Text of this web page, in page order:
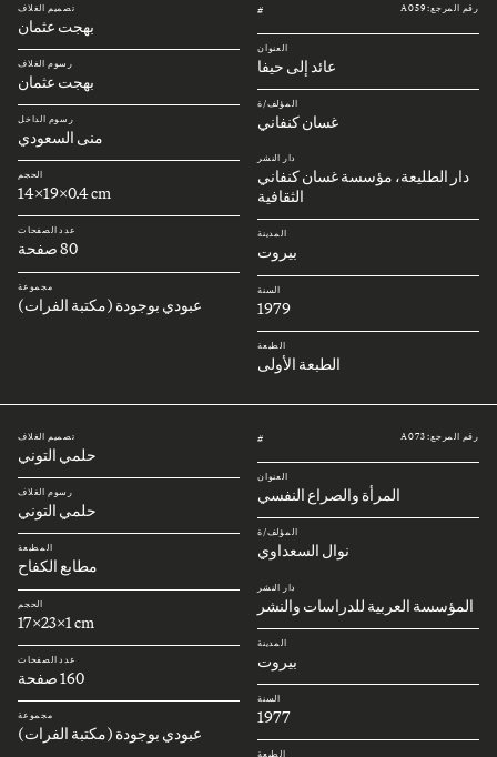
رقم المرجع: A059 #
العنوان
عائد إلى حيفا
المؤلف/ة
غسان كنفاني
دار النشر
دار الطليعة، مؤسسة غسان كنفاني
الثقافية
المدينة
بيروت
السنة
1979
الطبعة
الطبعة الأولى
تصميم الغلاف
بهجت عثمان
رسوم الغلاف
بهجت عثمان
رسوم الداخل
منى السعودي
الحجم
14x19x0.4 cm
عدد الصفحات
80 صفحة
مجموعة
عبودي بوجودة (مكتبة الفرات)
رقم المرجع: A073 #
العنوان
المرأة والصراع النفسي
المؤلف/ة
نوال السعداوي
دار النشر
المؤسسة العربية للدراسات والنشر
المدينة
بيروت
السنة
1977
الطبعة
تصميم الغلاف
حلمي التوني
رسوم الغلاف
حلمي التوني
المطبعة
مطابع الكفاح
الحجم
17x23x1 cm
عدد الصفحات
160 صفحة
مجموعة
عبودي بوجودة (مكتبة الفرات)